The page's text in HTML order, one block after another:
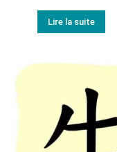
Lire la suite